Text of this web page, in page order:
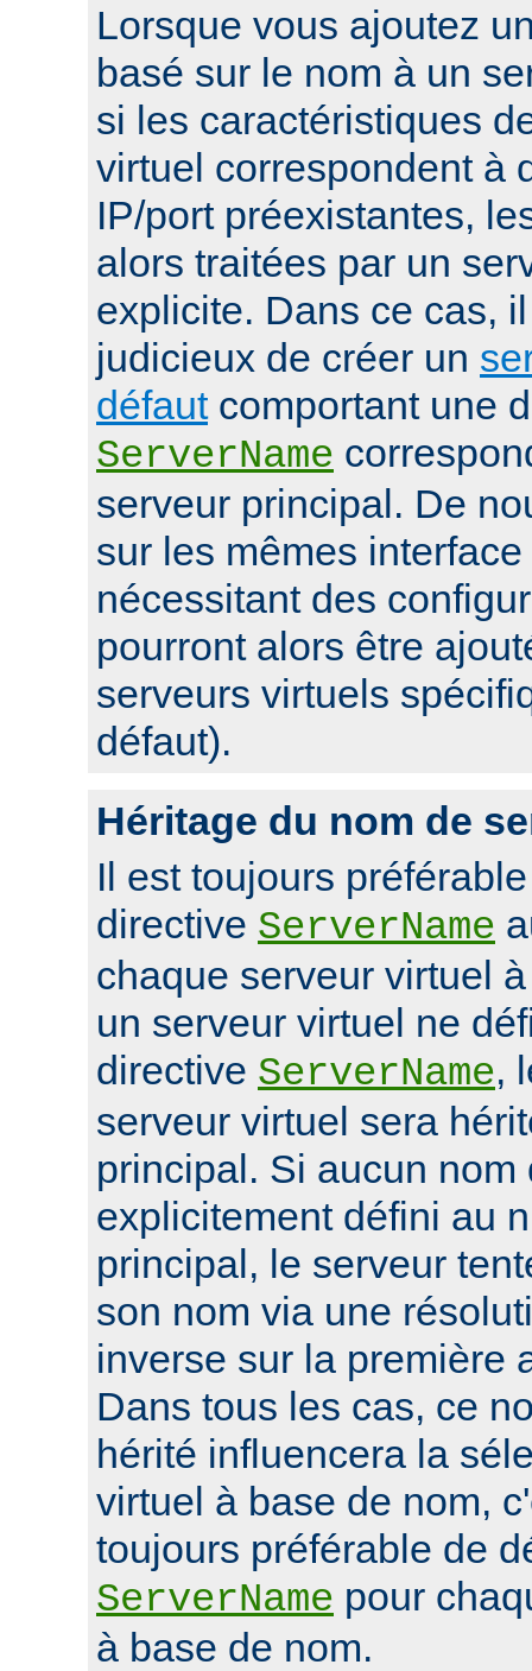
Lorsque vous ajoutez
basé sur le nom à un
si les caractéristiques
virtuel correspondent à
IP/port préexistantes,
alors traitées par un
explicite. Dans ce cas,
judicieux de créer un
défautcomportant une
ServerName
serveur principal. De
sur les mêmes
nécessitant des
pourront alors être
serveurs virtuels
défaut).
Héritage du nom de
Il est toujours
directive ServerName
chaque serveur virtuel
un serveur virtuel ne
directive ServerName,
serveur virtuel sera
principal. Si aucun nom
explicitement défini au
principal, le serveur
son nom via une
inverse sur la première
Dans tous les cas, ce
hérité influencera la
virtuel à base de nom,
toujours préférable de
ServerName pour
à base de nom.